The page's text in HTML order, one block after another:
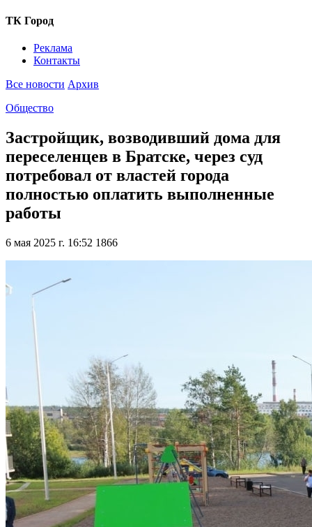
ТК Город
Реклама
Контакты
Все новости Архив
Общество
Застройщик, возводивший дома для
переселенцев в Братске, через суд
потребовал от властей города
полностью оплатить выполненные
работы
6 мая 2025 г. 16:52 1866